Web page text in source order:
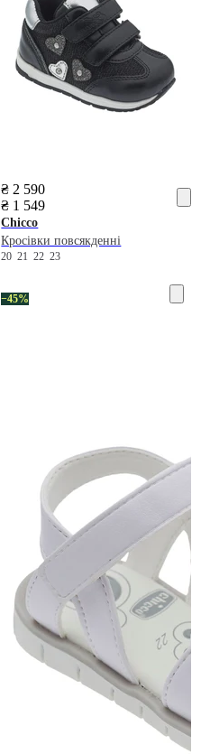
₴ 2 590
₴ 1 549
Chicco
Кросівки повсякденні
20212223
−45%